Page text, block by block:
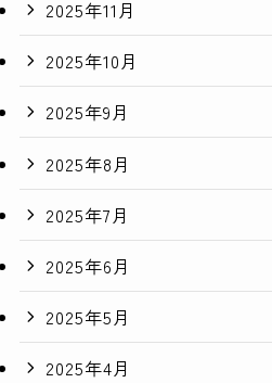
2025年11月
2025年10月
2025年9月
2025年8月
2025年7月
2025年6月
2025年5月
2025年4月